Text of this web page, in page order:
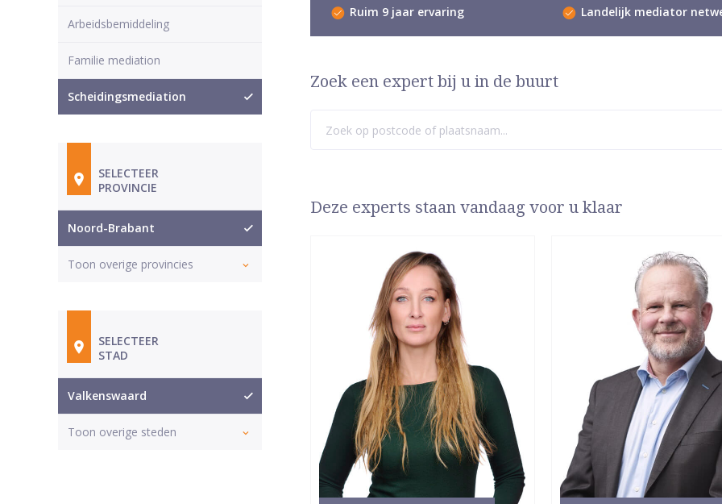
Ruim 9 jaar ervaring Landelijk mediator
Zoek een expert bij u in de buurt
Deze experts staan vandaag voor u klaar
Arbeidsbemiddeling
Familie mediation
Scheidingsmediation
SELECTEER
PROVINCIE
Noord-Brabant
Toon overige provincies
SELECTEER
STAD
Valkenswaard
Toon overige steden